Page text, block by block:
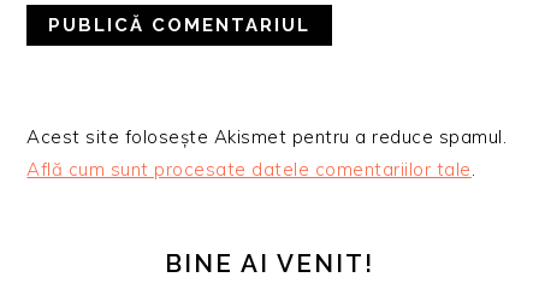
Acest site folosește Akismet pentru a reduce spamul.
Află cum sunt procesate datele comentariilor tale.
PRINCIPALĂBINE AI VENIT!